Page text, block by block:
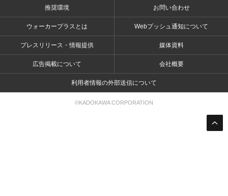
推奨環境 お問い合わせ
ウォーカープラスとは Webプッシュ通知について
プレスリリース・情報提供 媒体資料
広告掲載について 会社概要
利用者情報の外部送信について
©KADOKAWA CORPORATION